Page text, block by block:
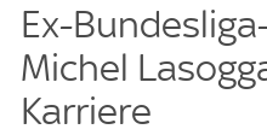
Ex-
Michel
Karriere